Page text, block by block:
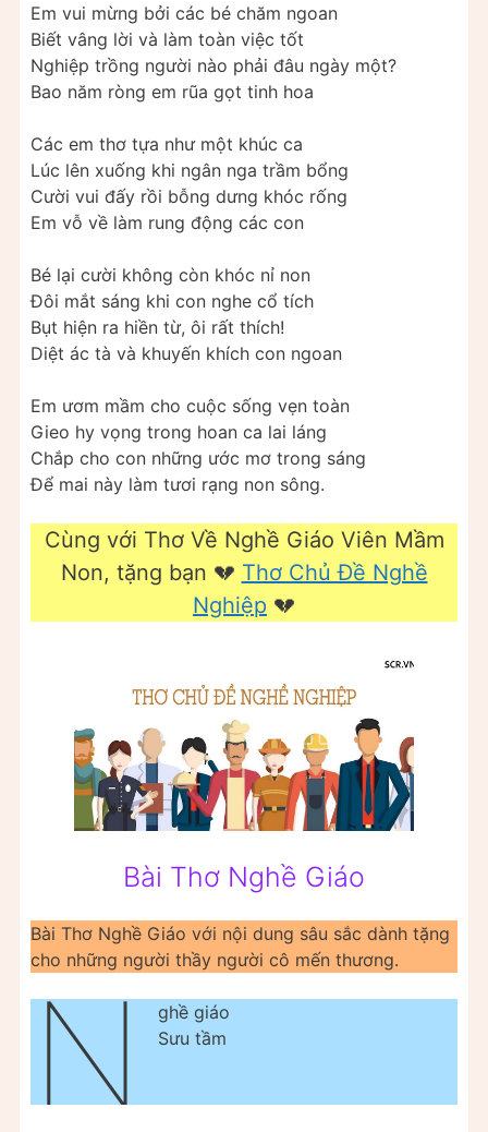
Em vui mừng bởi các bé chăm ngoan
Biết vâng lời và làm toàn việc tốt
Nghiệp trồng người nào phải đâu ngày một?
Bao năm ròng em rũa gọt tinh hoa
Các em thơ tựa như một khúc ca
Lúc lên xuống khi ngân nga trầm bổng
Cười vui đấy rồi bỗng dưng khóc rống
Em vỗ về làm rung động các con
Bé lại cười không còn khóc nỉ non
Đôi mắt sáng khi con nghe cổ tích
Bụt hiện ra hiền từ, ôi rất thích!
Diệt ác tà và khuyến khích con ngoan
Em ươm mầm cho cuộc sống vẹn toàn
Gieo hy vọng trong hoan ca lai láng
Chắp cho con những ước mơ trong sáng
Để mai này làm tươi rạng non sông.
Cùng với Thơ Về Nghề Giáo Viên Mầm
Non, tặng bạn 💔 Thơ Chủ Đề Nghề
Nghiệp 💔
Bài Thơ Nghề Giáo
Bài Thơ Nghề Giáo với nội dung sâu sắc dành tặng
cho những người thầy người cô mến thương.
N
ghề giáo
Sưu tầm